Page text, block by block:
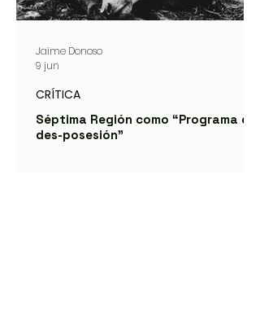
Séptima Región como “Programa de
des-posesión”
CRÍTICA
Jaime Donoso
9 jun